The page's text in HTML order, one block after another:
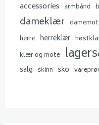
accessories armbånd
dameklær
herre herreklær
klær og mote
salg skinn sko